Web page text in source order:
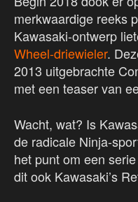
merkwaardige reeks
Kawasaki-ontwerp
Wheel-driewieler.
2013 uitgebrachte
met een teaser van
Wacht, wat? Is
de radicale Ninja-
het punt om een
dit ook Kawasaki’s